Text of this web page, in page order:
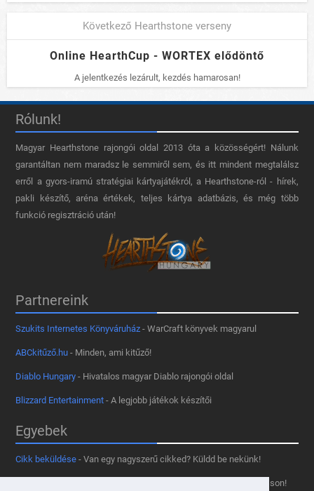
Következő Hearthstone verseny
Online HearthCup - WORTEX elődöntő
A jelentkezés lezárult, kezdés hamarosan!
Rólunk!
Magyar Hearthstone​ rajongói oldal 2013 óta a közösségért! Nálunk
garantáltan nem maradsz le semmiről sem, és itt mindent megtalálsz
erről a gyors-iramú stratégiai kártyajátékról, a Hearthstone-ról - hírek,
pakli készítő, aréna értékek, teljes kártya adatbázis, és még több
funkció regisztráció után!
Partnereink
Szukits Internetes Könyváruház - WarCraft könyvek magyarul
ABCkitűző.hu - Minden, ami kitűző!
Diablo Hungary - Hivatalos magyar Diablo rajongói oldal
Blizzard Entertainment - A legjobb játékok készítői
Egyebek
Cikk beküldése - Van egy nagyszerű cikked? Küldd be nekünk!
- Tetszik az oldal? Segíts, hogy fennmaradhasson!